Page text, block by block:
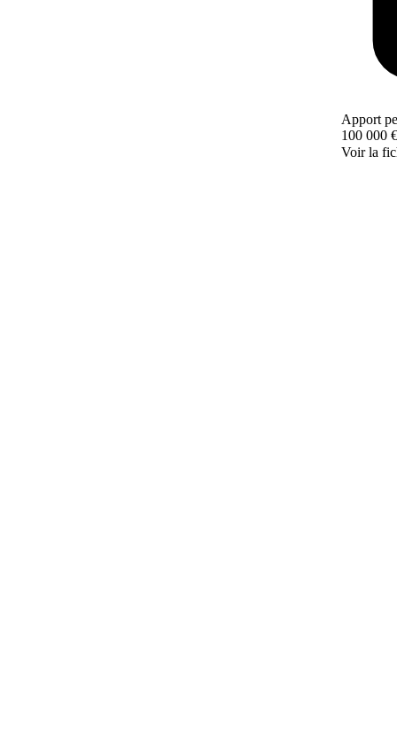
Apport
100 000 €
Voir la